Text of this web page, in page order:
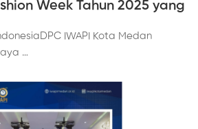
Week Tahun 2025 yang
IWAPI Kota Medan
…